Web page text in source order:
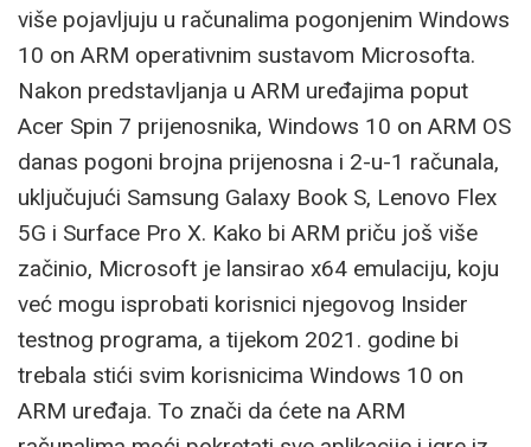
više pojavljuju u računalima pogonjenim Windows
10 on ARM operativnim sustavom Microsofta.
Nakon predstavljanja u ARM uređajima poput
Acer Spin 7 prijenosnika, Windows 10 on ARM OS
danas pogoni brojna prijenosna i 2-u-1 računala,
uključujući Samsung Galaxy Book S, Lenovo Flex
5G i Surface Pro X. Kako bi ARM priču još više
začinio, Microsoft je lansirao x64 emulaciju, koju
već mogu isprobati korisnici njegovog Insider
testnog programa, a tijekom 2021. godine bi
trebala stići svim korisnicima Windows 10 on
ARM uređaja. To znači da ćete na ARM